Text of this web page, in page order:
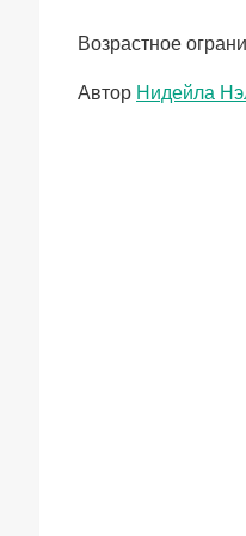
Возрастное
Метки
Автор Нидейла